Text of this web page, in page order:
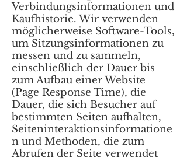
Verbindungsinformationen und
Kaufhistorie. Wir verwenden
möglicherweise Software-Tools,
um Sitzungsinformationen zu
messen und zu sammeln,
einschließlich der Dauer bis
zum Aufbau einer Website
(Page Response Time), die
Dauer, die sich Besucher auf
bestimmten Seiten aufhalten,
Seiteninteraktionsinformatione
n und Methoden, die zum
Abrufen der Seite verwendet